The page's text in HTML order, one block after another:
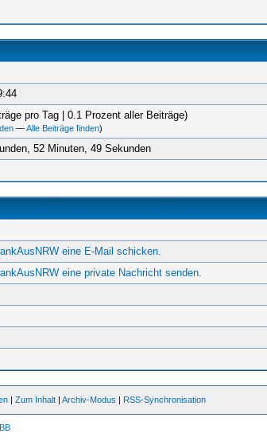
pro Tag | 0.1 Prozent aller Beiträge)
—Alle Beiträge finden)
52 Minuten, 49 Sekunden
eine E-Mail schicken.
eine private Nachricht senden.
|Zum Inhalt |Archiv-Modus | RSS-Synchronisation